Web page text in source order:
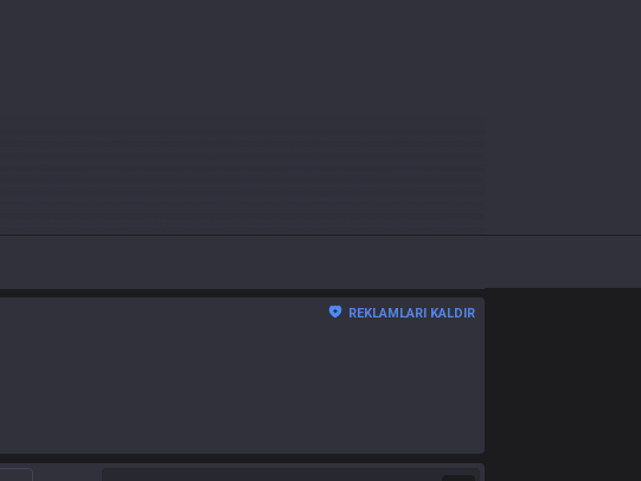
REKLAMLARI KALDIR